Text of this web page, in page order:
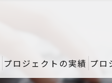
プロジェクトの実績 プロ